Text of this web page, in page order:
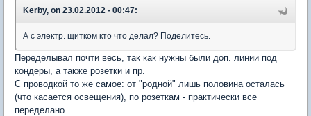
Kerby, on 23.02.2012 - 00:47:
А с электр. щитком кто что делал? Поделитесь.
Переделывал почти весь, так как нужны были доп. линии под
кондеры, а также розетки и пр.
С проводкой то же самое: от "родной" лишь половина осталась
(что касается освещения), по розеткам - практически все
переделано.